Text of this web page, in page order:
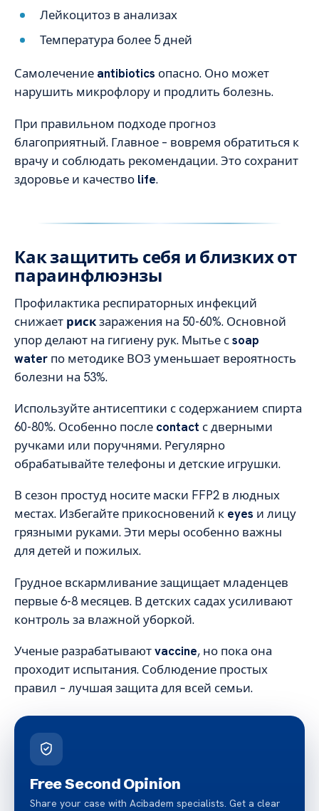
Лейкоцитоз в анализах
Температура более 5 дней
Самолечение antibiotics опасно. Оно может
нарушить микрофлору и продлить болезнь.
При правильном подходе прогноз
благоприятный. Главное – вовремя обратиться к
врачу и соблюдать рекомендации. Это сохранит
здоровье и качество life.
Как защитить себя и близких от
параинфлюэнзы
Профилактика респираторных инфекций
снижает рискзаражения на 50-60%. Основной
упор делают на гигиену рук. Мытье сsoap
water по методике ВОЗ уменьшает вероятность
болезни на 53%.
Используйте антисептики с содержанием спирта
60-80%. Особенно после contact с дверными
ручками или поручнями. Регулярно
обрабатывайте телефоны и детские игрушки.
В сезон простуд носите маски FFP2 в людных
местах. Избегайте прикосновений к eyes и лицу
грязными руками. Эти меры особенно важны
для детей и пожилых.
Грудное вскармливание защищает младенцев
первые 6-8 месяцев. В детских садах усиливают
контроль за влажной уборкой.
Ученые разрабатываютvaccine, но пока она
проходит испытания. Соблюдение простых
правил – лучшая защита для всей семьи.
Free Second Opinion
Share your case with Acibadem specialists. Get a clear